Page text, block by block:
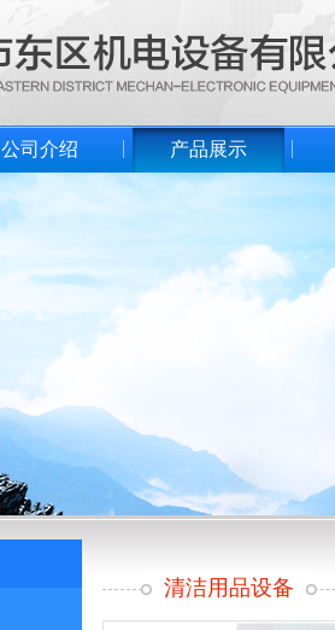
公司介绍 产品展示
清洁用品设备